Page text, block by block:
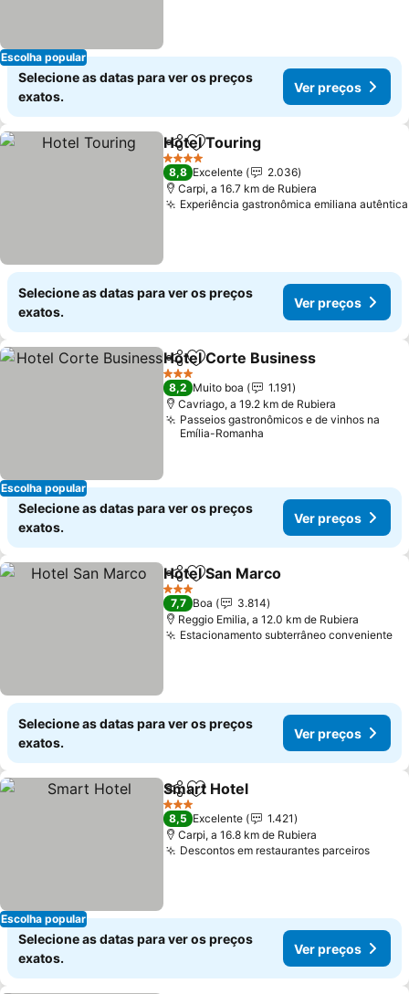
Escolha popular
Selecione as datas para ver os preços
exatos.
Ver preços
PartilharAdicionar aos favoritos
Hotel Touring
4 Estrelas
8,8 Excelente
2.036
Carpi, a 16.7 km de Rubiera
Experiência gastronômica emiliana autêntica
Selecione as datas para ver os preços
exatos.
Ver preços
Escolha popular
PartilharAdicionar aos favoritos
Hotel Corte Business
3 Estrelas
8,2 Muito boa
1.191
Cavriago, a 19.2 km de Rubiera
Passeios gastronômicos e de vinhos na
Emília-Romanha
Selecione as datas para ver os preços
exatos.
Ver preços
PartilharAdicionar aos favoritos
Hotel San Marco
3 Estrelas
7,7 Boa
3.814
Reggio Emilia, a 12.0 km de Rubiera
Estacionamento subterrâneo conveniente
Selecione as datas para ver os preços
exatos.
Ver preços
Escolha popular
PartilharAdicionar aos favoritos
Smart Hotel
3 Estrelas
8,5 Excelente
1.421
Carpi, a 16.8 km de Rubiera
Descontos em restaurantes parceiros
Selecione as datas para ver os preços
exatos.
Ver preços